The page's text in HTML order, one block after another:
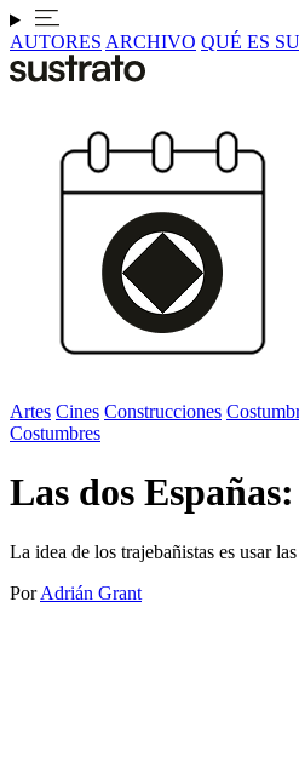
AUTORES ARCHIVO QUÉ ES
Artes Cines Construcciones
Costumbres
Las dos
La idea de los trajebañistas es usar
Por Adrián Grant